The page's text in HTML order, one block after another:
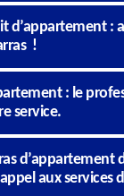
d’appartement :
!
: le
service.
d’appartement
aux services